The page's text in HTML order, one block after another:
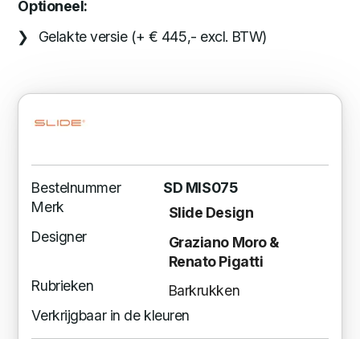
Optioneel:
Gelakte versie (+ € 445,- excl. BTW)
Bestelnummer
SD MIS075
Merk
Slide Design
Designer
Graziano Moro &
Renato Pigatti
Rubrieken
Barkrukken
Verkrijgbaar in de kleuren